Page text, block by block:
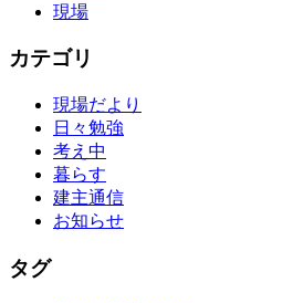
現場
カテゴリ
現場だより
日々勉強
考え中
暮らす
建主通信
お知らせ
タグ